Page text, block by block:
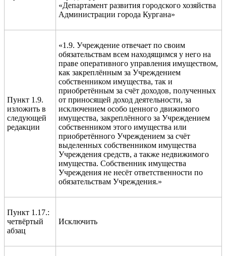
«Департамент развития городского хозяйства
Администрации города Кургана»
Пункт 1.9.
изложить в
следующей
редакции
«1.9. Учреждение отвечает по своим
обязательствам всем находящимся у него на
праве оперативного управления имуществом,
как закреплённым за Учреждением
собственником имущества, так и
приобретённым за счёт доходов, полученных
от приносящей доход деятельности, за
исключением особо ценного движимого
имущества, закреплённого за Учреждением
собственником этого имущества или
приобретённого Учреждением за счёт
выделенных собственником имущества
Учреждения средств, а также недвижимого
имущества. Собственник имущества
Учреждения не несёт ответственности по
обязательствам Учреждения.»
Пункт 1.17.:
четвёртый
абзац
Исключить